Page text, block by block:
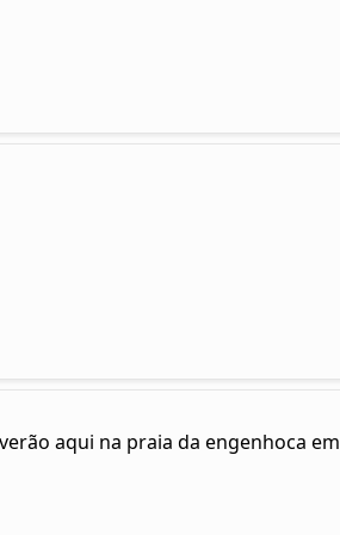
aqui na praia da engenhoca em